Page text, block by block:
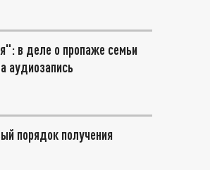
в деле о пропаже семьи
аудиозапись
порядок получения